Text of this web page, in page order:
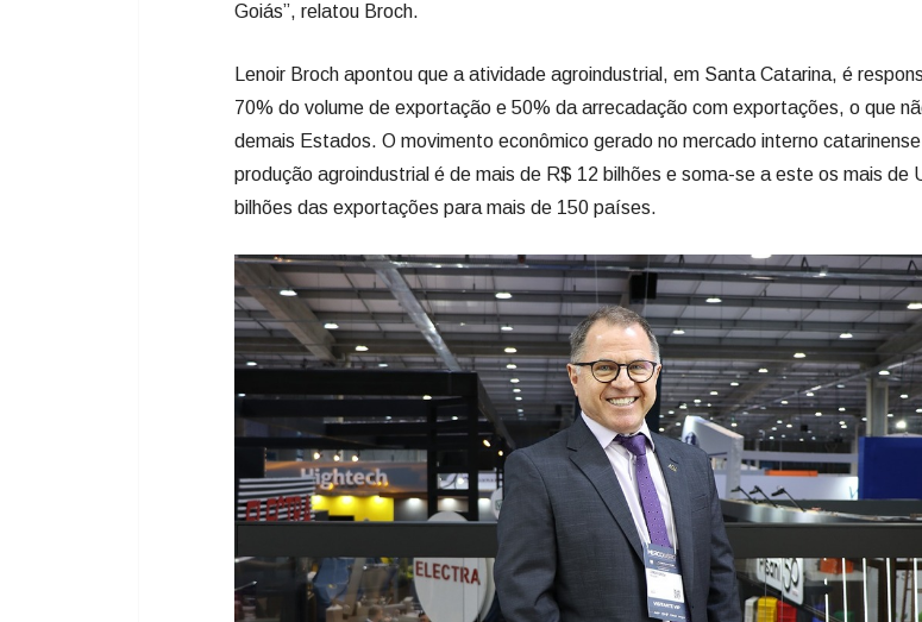
Goiás”, relatou Broch.
Lenoir Broch apontou que a atividade agroindustrial, em Santa Catarina, é
70% do volume de exportação e 50% da arrecadação com exportações, o que
demais Estados. O movimento econômico gerado no mercado interno
produção agroindustrial é de mais de R$ 12 bilhões e soma-se a este os mais de
bilhões das exportações para mais de 150 países.